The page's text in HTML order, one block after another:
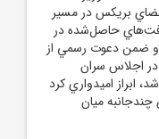
بريکس در مسير
حاصل‌شده در
و ضمن دعوت رسمي از
اجلاس سران
ابراز اميدواري کرد
ميان